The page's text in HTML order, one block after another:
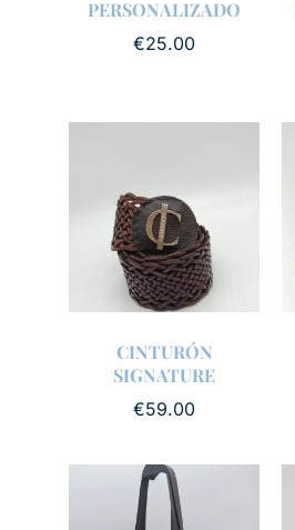
PERSONALIZADO
€25.00
CINTURÓN
SIGNATURE
€59.00